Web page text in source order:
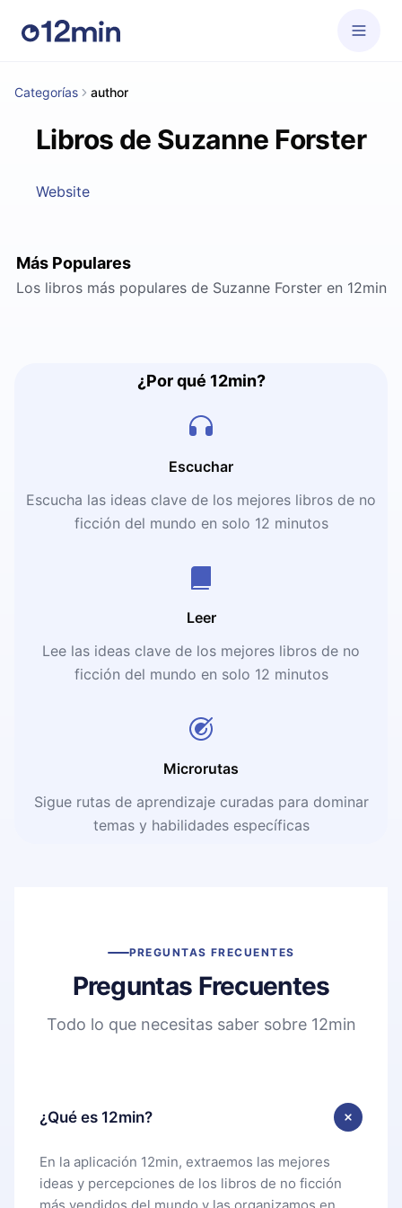
Categorías author
Libros de Suzanne Forster
Website
Más Populares
Los libros más populares de Suzanne Forster en 12min
¿Por qué 12min?
Escuchar
Escucha las ideas clave de los mejores libros de no
ficción del mundo en solo 12 minutos
Leer
Lee las ideas clave de los mejores libros de no
ficción del mundo en solo 12 minutos
Microrutas
Sigue rutas de aprendizaje curadas para dominar
temas y habilidades específicas
PREGUNTAS FRECUENTES
Preguntas Frecuentes
Todo lo que necesitas saber sobre 12min
¿Qué es 12min?
En la aplicación 12min, extraemos las mejores
ideas y percepciones de los libros de no ficción